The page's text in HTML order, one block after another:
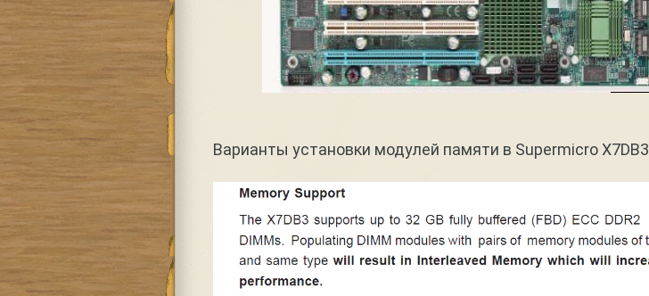
Варианты установки модулей памяти в Supermicro X7DB3